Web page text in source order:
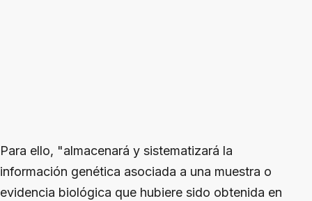
Para ello, "almacenará y sistematizará la
información genética asociada a una muestra o
evidencia biológica que hubiere sido obtenida en